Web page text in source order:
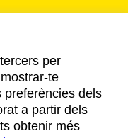
per
te
preferències dels
a partir dels
obtenir més